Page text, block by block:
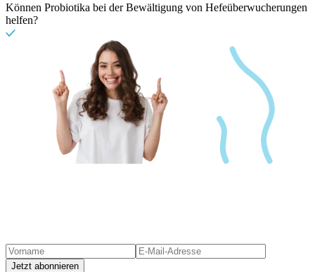
Können Probiotika bei der Bewältigung von Hefeüberwucherungen
helfen?
Jetzt abonnieren